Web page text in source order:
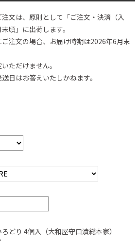
文は、原則として「ご注文・決済（入
頃」に出荷します。
注文の場合、お届け時期は2026年6月末
ただけません。
日はお答えいたしかねます。
どり 4個入（大和屋守口漬総本家）